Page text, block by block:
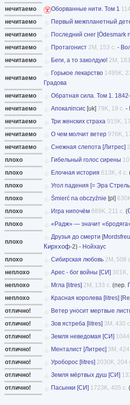
нечитаемо Оборванные нити. Том 1
нечитаемо
Первый межпланетный
нечитаемо Последний снег [Ödesmark
нечитаемо
Протагонист 2M, 153 с. -
нечитаемо
Беги, а то заколдую! 2M,
нечитаемо
Горькое лекарство 1495K,
Градова
нечитаемо
Обратная сила. Том 1.
нечитаемо Апокаліпсис [uk] 79K, 19 с. -
нечитаемо
Три женских страха 915K,
нечитаемо
О чем молчит ветер 976K,
нечитаемо
Снежная слепота [Литрес]
плохо Гибельный голос сирены
плохо
Елочная история 613K, 4 с.
плохо Угол падения [= Эра
плохо Śmierć na obczyźnie [pl]
плохо Игра нипочём 889K, 211 с. (
плохо
«Радж» — значит
плохо
Друзья до смерти [
Кирххоф-2) - Нойхаус
плохо
Сибирская любовь 2M, 508
неплохо
Арес - бог войны [СИ] 301K,
неплохо
Мгла [litres] 2M, 133 с. (пер.
неплохо
Красная королева [litres] [
отлично!
Ветер уносит мертвые
отлично!
Зов ястреба [litres] 3M, 430
отлично!
Земля неведомая [СИ]
отлично! Менталист [Литрес] 3M, 424
отлично! Уроборос [litres] 2030K, 204
отлично!
Земля мёртвых душ [СИ]
отлично!
Пасынки [СИ] 1723K, 405 с. (